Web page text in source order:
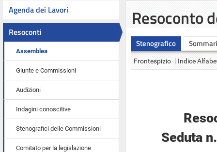
Agenda dei Lavori
Resoconti
Assemblea
Giunte e Commissioni
Audizioni
Indagini conoscitive
Stenografici delle Commissioni
Comitato per la legislazione
Resoconto
Stenografico
Frontespizio Indice
Seduta